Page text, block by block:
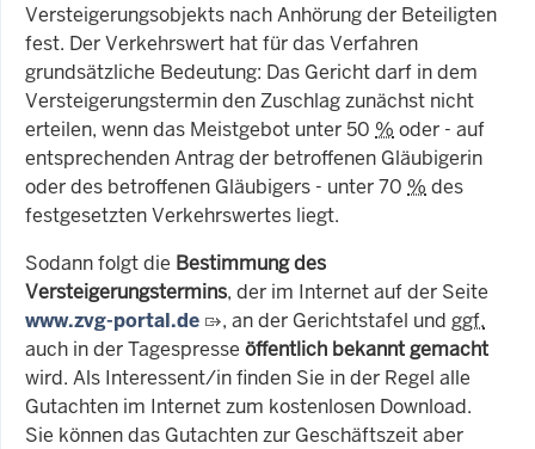
Versteigerungsobjekts nach Anhörung der Beteiligten
fest. Der Verkehrswert hat für das Verfahren
grundsätzliche Bedeutung: Das Gericht darf in dem
Versteigerungstermin den Zuschlag zunächst nicht
erteilen, wenn das Meistgebot unter 50 % oder - auf
entsprechenden Antrag der betroffenen Gläubigerin
oder des betroffenen Gläubigers - unter 70 % des
festgesetzten Verkehrswertes liegt.
Sodann folgt die Bestimmung des
Versteigerungstermins, der im Internet auf der Seite
www.zvg-portal.de
, an der Gerichtstafel und ggf.
auch in der Tagespresse öffentlich bekannt gemacht
wird. Als Interessent/in finden Sie in der Regel alle
Gutachten im Internet zum kostenlosen Download.
Sie können das Gutachten zur Geschäftszeit aber